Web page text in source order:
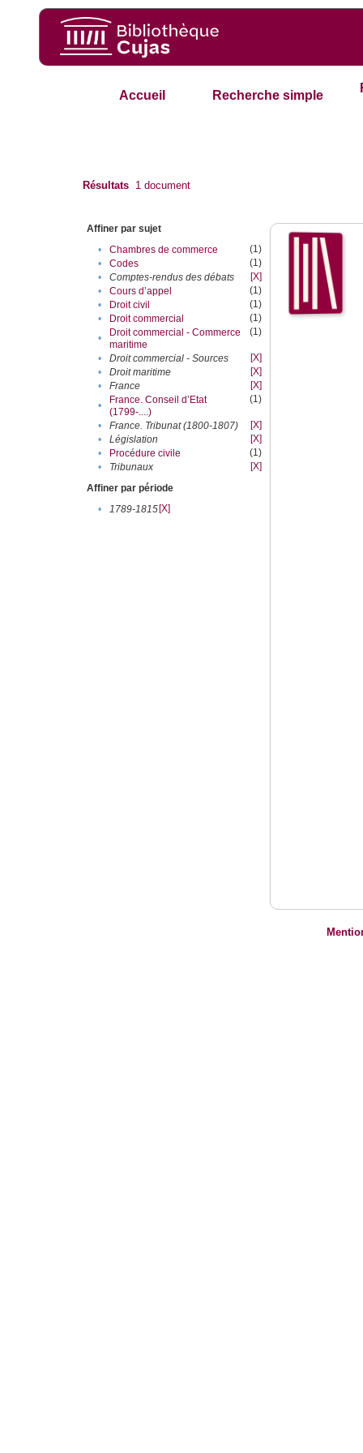
Accueil Recherche simple
Résultats 1 document
Affiner par sujet
•
Chambres de commerce
(1)
•
Codes
(1)
•
Comptes-rendus des débats
[X]
•
Cours d’appel
(1)
•
Droit civil
(1)
•
Droit commercial
(1)
•
Droit commercial - Commerce
maritime
(1)
• Droit commercial - Sources
[X]
•
Droit maritime
[X]
•
France
[X]
•
France. Conseil d’Etat
(1799-....)
(1)
• France. Tribunat (1800-1807)
[X]
•
Législation
[X]
•
Procédure civile
(1)
•
Tribunaux
[X]
Affiner par période
•
1789-1815[X]